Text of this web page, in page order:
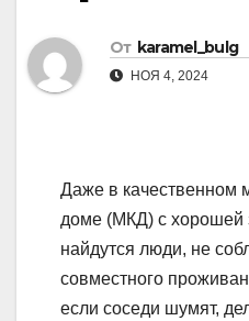
От karamel_bulg
НОЯ 4, 2024
Даже в качественном
доме (МКД) с хорошей
найдутся люди, не
совместного
если соседи шумят,